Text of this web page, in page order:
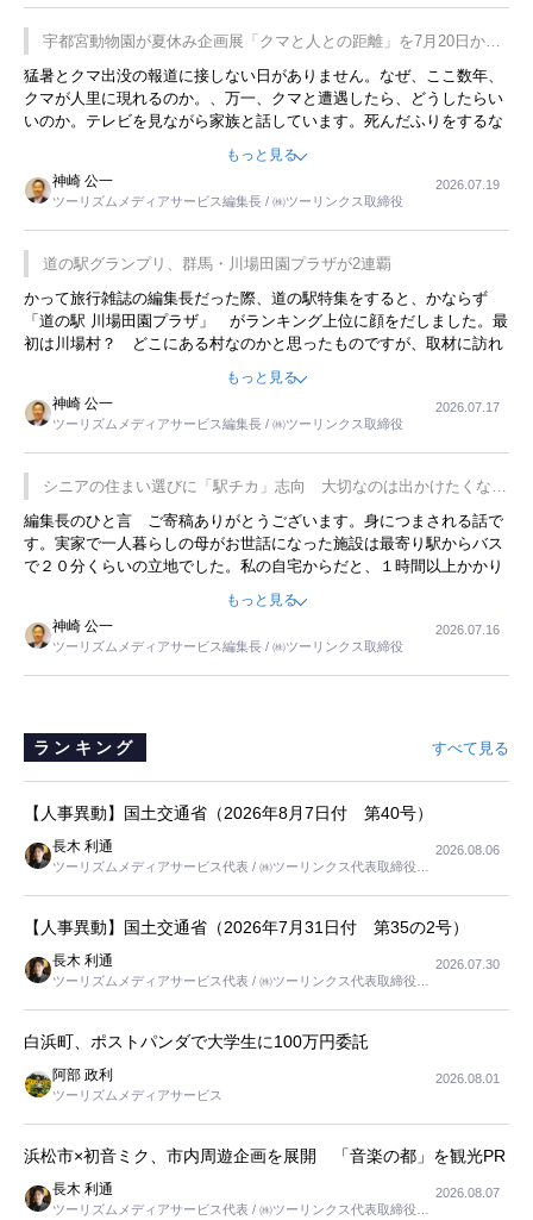
宇都宮動物園が夏休み企画展「クマと人との距離」を7月20日から
開催
猛暑とクマ出没の報道に接しない日がありません。なぜ、ここ数年、
クマが人里に現れるのか。、万一、クマと遭遇したら、どうしたらい
いのか。テレビを見ながら家族と話しています。死んだふりをするな
んてことは、冗談でもいえません。そんな中で、この企画展はタイム
もっと見る
神崎 公一
ツーリズムメディアサービス編集長 / ㈱ツーリンクス取締役
2026.07.19
道の駅グランプリ、群馬・川場田園プラザが2連覇
かって旅行雑誌の編集長だった際、道の駅特集をすると、かならず
「道の駅 川場田園プラザ」 がランキング上位に顔をだしました。最
初は川場村？ どこにある村なのかと思ったものですが、取材に訪れ
永井 彰一社長にインタビューしたら、興味深い話が次々が飛び出しま
した。プレゼンも巧みで、今でも思い出すことが２つあります。一つ
は、従業員に東京ディズニーランドを見学させ、サービス業、接客業
の何かを理解してもらっていることです。 もう一つは1800円もする
プレミアムヨーグルトを販売するにあたり、社内に懸念もあったそう
です。永井社長は、駐車場に都内ナンバーの高級外車が停まっている
ことに目をつけ、高級商品でも売れると確信したそうです。今回の記
事を懐かしく読みました。
もっと見る
神崎 公一
ツーリズムメディアサービス編集長 / ㈱ツーリンクス取締役
2026.07.17
シニアの住まい選びに「駅チカ」志向 大切なのは出かけたくなる
暮らし
編集長のひと言 ご寄稿ありがとうございます。身につまされる話で
す。実家で一人暮らしの母がお世話になった施設は最寄り駅からバス
で２０分くらいの立地でした。私の自宅からだと、１時間以上かかり
ました。母の住まいから近いという理由で、その施設を選択したので
すが、私と妹にとっては、半日仕事ででした。シニアの住まい選び
は、当人だけではなく、世話をする家族の足の便も考えない外池ない
と思いました。
もっと見る
神崎 公一
ツーリズムメディアサービス編集長 / ㈱ツーリンクス取締役
2026.07.16
ランキング すべて見る
【人事異動】国土交通省（2026年8月7日付 第40号）
長木 利通
ツーリズムメディアサービス代表 / ㈱ツーリンクス代表取締役社
2026.08.06
【人事異動】国土交通省（2026年7月31日付 第35の2号）
長木 利通
ツーリズムメディアサービス代表 / ㈱ツーリンクス代表取締役社
2026.07.30
白浜町、ポストパンダで大学生に100万円委託
阿部 政利
ツーリズムメディアサービス
2026.08.01
浜松市×初音ミク、市内周遊企画を展開 「音楽の都」を観光PR
長木 利通
ツーリズムメディアサービス代表 / ㈱ツーリンクス代表取締役社
2026.08.07